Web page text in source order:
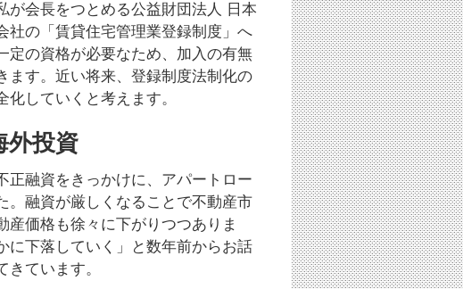
が会長をつとめる公益財団法人 日本
社の「賃貸住宅管理業登録制度」へ
定の資格が必要なため、加入の有無
ます。近い将来、登録制度法制化の
していくと考えます。
外投資
正融資をきっかけに、アパートロー
。融資が厳しくなることで不動産市
価格も徐々に下がりつつありま
に下落していく」と数年前からお話
ています。